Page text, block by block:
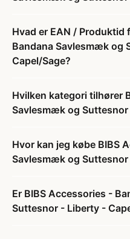
Hvad er EAN / Produktid
Bandana Savlesmæk og
Capel/Sage?
Hvilken kategori tilhører
Savlesmæk og
Hvor kan jeg købe BIBS
Savlesmæk og
Er BIBS Accessories -
Suttesnor - Liberty -